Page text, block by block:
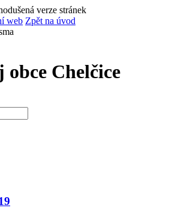
verze stránek
web Zpět na úvod
Chelčice